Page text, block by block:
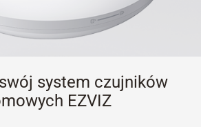
system czujników
EZVIZ